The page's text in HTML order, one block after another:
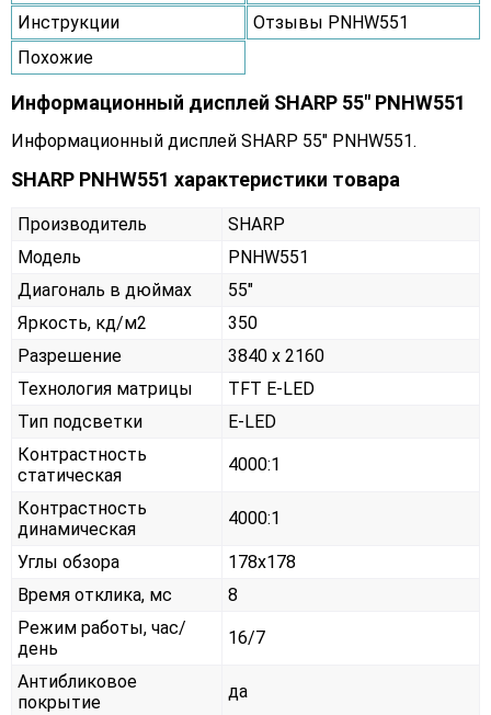
Инструкции
Отзывы PNHW551
Похожие
Информационный дисплей SHARP 55" PNHW551
Информационный дисплей SHARP 55" PNHW551.
SHARP PNHW551 характеристики товара
Производитель
SHARP
Модель
PNHW551
Диагональ в дюймах
55"
Яркость, кд/м2
350
Разрешение
3840 x 2160
Технология матрицы
TFT E-LED
Тип подсветки
E-LED
Контрастность
статическая
4000:1
Контрастность
динамическая
4000:1
Углы обзора
178x178
Время отклика, мс
8
Режим работы, час/
день
16/7
Антибликовое
покрытие
да